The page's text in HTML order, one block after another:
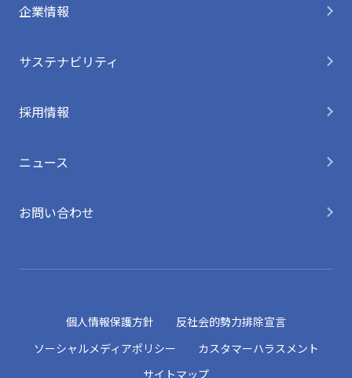
企業情報
サステナビリティ
採用情報
ニュース
お問い合わせ
個人情報保護方針
反社会的勢力排除宣言
ソーシャルメディアポリシー
カスタマーハラスメント
サイトマップ